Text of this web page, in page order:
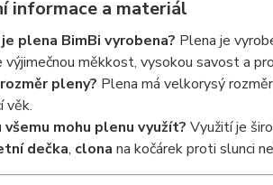
informace a materiál
plena BimBi vyrobena? Plena je
výjimečnou měkkost, vysokou savost a
pleny? Plena má velkorysý rozměr
věk.
všemu mohu plenu využít? Využití je
dečka, clona na kočárek proti slunci